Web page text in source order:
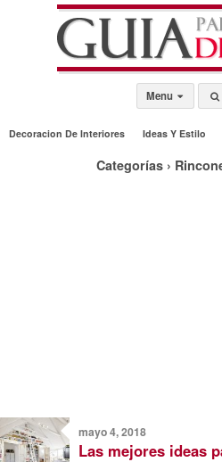
Menu
Decoracion De Interiores Ideas Y Estilo
Categorías ›
mayo 4, 2018
Las mejores ideas